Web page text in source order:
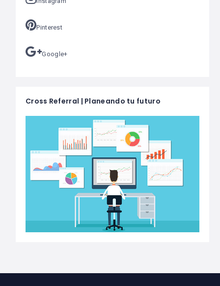
Pinterest
Google+
Cross Referral | Planeando tu futuro